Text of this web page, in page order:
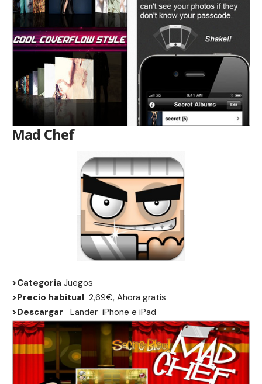
Mad Chef
>Categoria Juegos
>Precio habitual 2,69€, Ahora gratis
>Descargar
Lander iPhone e iPad